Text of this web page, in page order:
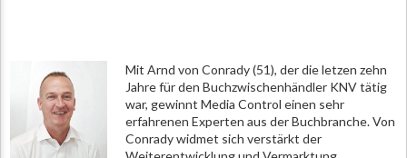
Mit Arnd von Conrady (51), der die letzen zehn
Jahre für den Buchzwischenhändler KNV tätig
war, gewinnt Media Control einen sehr
erfahrenen Experten aus der Buchbranche. Von
Conrady widmet sich verstärkt der